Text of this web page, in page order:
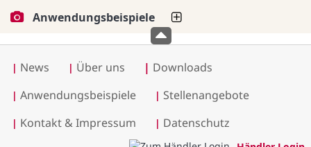
Anwendungsbeispiele
| News | Über uns | Downloads
| Anwendungsbeispiele | Stellenangebote
| Kontakt & Impressum | Datenschutz